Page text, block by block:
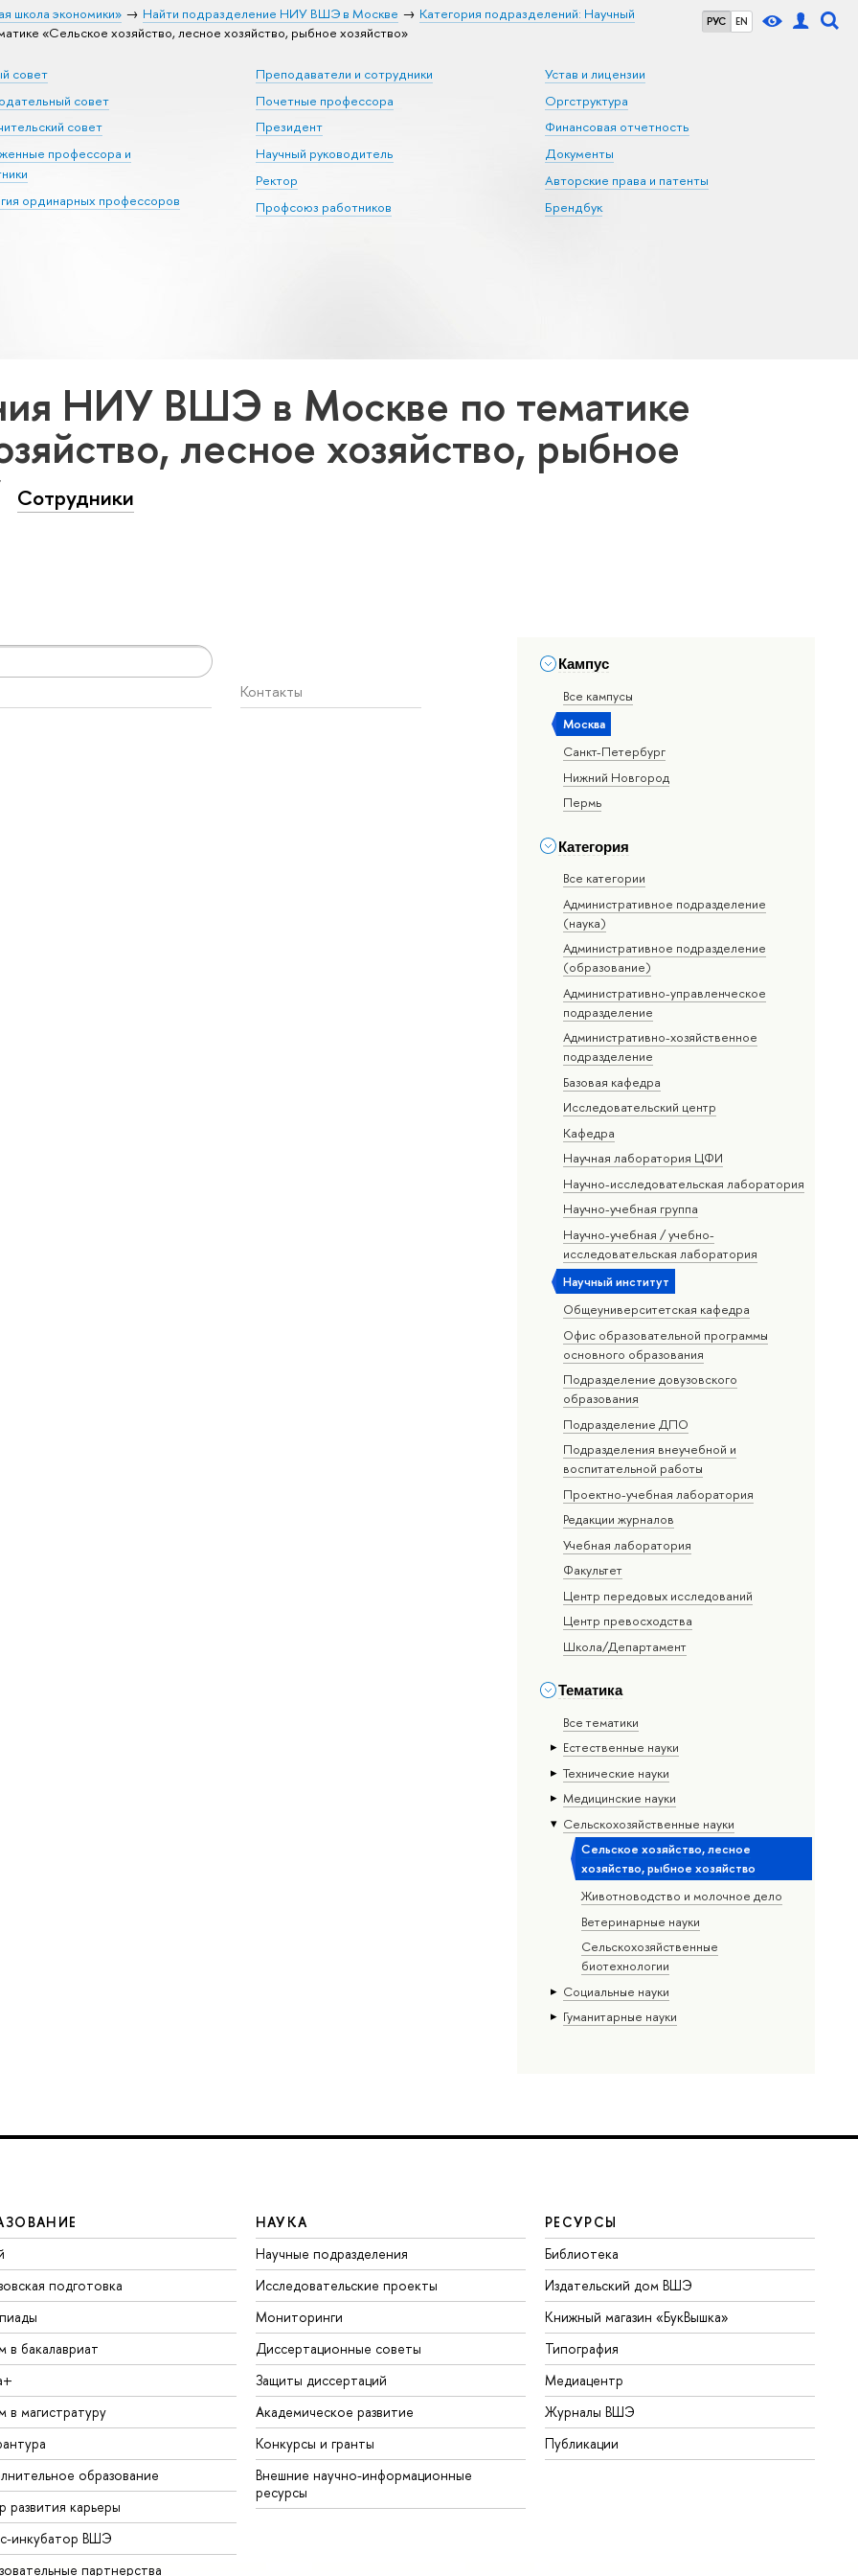
РУС EN
школа экономики» Найти подразделение НИУ ВШЭ в Москве
Категория подразделений: Научный
«Сельское хозяйство, лесное хозяйство, рыбное хозяйство»
совет
совет
совет
профессора и
ординарных профессоров
Преподаватели и сотрудники
Почетные профессора
Президент
Научный руководитель
Ректор
Профсоюз работников
Устав и лицензии
Оргструктура
Финансовая отчетность
Документы
Авторские права и патенты
Брендбук
НИУ ВШЭ в Москве по тематике
лесное хозяйство, рыбное
Сотрудники
Кампус
Все кампусы
Москва
Санкт-Петербург
Нижний Новгород
Пермь
Категория
Все категории
Административное подразделение
(наука)
Административное подразделение
(образование)
Административно-управленческое
подразделение
Административно-хозяйственное
подразделение
Базовая кафедра
Исследовательский центр
Кафедра
Научная лаборатория ЦФИ
Научно-исследовательская лаборатория
Научно-учебная группа
Научно-учебная / учебно-
исследовательская лаборатория
Научный институт
Общеуниверситетская кафедра
Офис образовательной программы
основного образования
Подразделение довузовского
образования
Подразделение ДПО
Подразделения внеучебной и
воспитательной работы
Проектно-учебная лаборатория
Редакции журналов
Учебная лаборатория
Факультет
Центр передовых исследований
Центр превосходства
Школа/Департамент
Тематика
Все тематики
Естественные науки
Тех­ничес­кие науки
Медицинские науки
Сельскохозяйственные науки
Сельское хозяйство, лесное
хозяйство, рыбное хозяйство
Животноводство и молочное дело
Ветеринарные науки
Сельскохозяйственные
биотехнологии
Социальные науки
Гуманитарные науки
Контакты
подготовка
в бакалавриат
в магистратуру
образование
развития карьеры
инкубатор ВШЭ
партнерства
НАУКА
Научные подразделения
Исследовательские проекты
Мониторинги
Диссертационные советы
Защиты диссертаций
Академическое развитие
Конкурсы и гранты
Внешние научно-информационные
ресурсы
РЕСУРСЫ
Библиотека
Издательский дом ВШЭ
Книжный магазин «БукВышка»
Типография
Медиацентр
Журналы ВШЭ
Публикации